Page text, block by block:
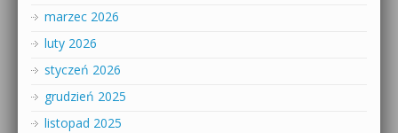
marzec 2026
luty 2026
styczeń 2026
grudzień 2025
listopad 2025